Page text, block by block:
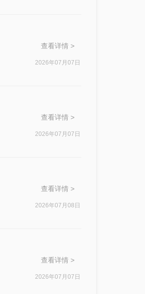
查看详情 >
2026年07月07日
查看详情 >
2026年07月07日
查看详情 >
2026年07月08日
查看详情 >
2026年07月07日